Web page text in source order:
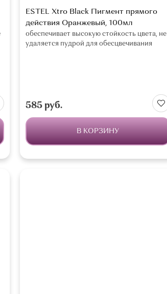
ESTEL Xtro Black Пигмент прямого
действия Оранжевый, 100мл
обеспечивает высокую стойкость цвета, не
удаляется пудрой для обесцвечивания
585 руб.
В КОРЗИНУ